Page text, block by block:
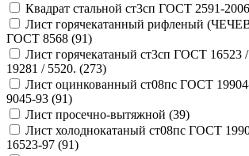
Квадрат стальной ст3сп ГОСТ 2591-
Лист горячекатанный рифленый
ГОСТ 8568 (91)
Лист горячекатаный ст3сп ГОСТ 16523
19281 / 5520. (273)
Лист оцинкованный ст08пс ГОСТ
9045-93 (91)
Лист просечно-вытяжной (39)
Лист холоднокатаный ст08пс ГОСТ
16523-97 (91)